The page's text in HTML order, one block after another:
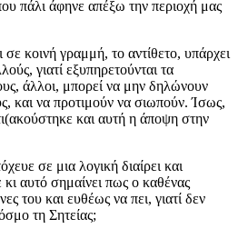
πάλι άφηνε απέξω την περιοχή μας
κοινή γραμμή, το αντίθετο, υπάρχει
γιατί εξυπηρετούνται τα
άλλοι, μπορεί να μην δηλώνουν
και να προτιμούν να σιωπούν. Ίσως,
και αυτή η άποψη στην
σε μια λογική διαίρει και
αυτό σημαίνει πως ο καθένας
του και ευθέως να πει, γιατί δεν
τη Σητείας;